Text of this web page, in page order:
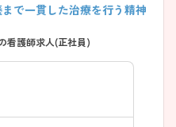
まで一貫した治療を行う精神
看護師求人(正社員)